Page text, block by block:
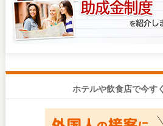
ホテルや飲食店で今す